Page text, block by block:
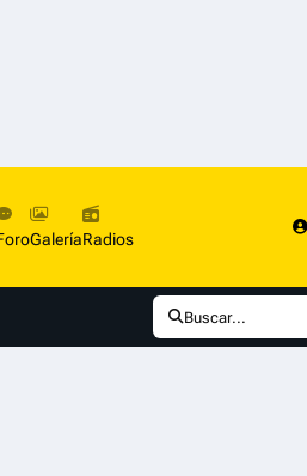
GaleríaRadios
Buscar...